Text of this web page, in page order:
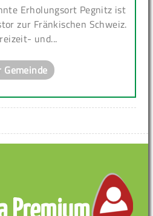
Erholungsort Pegnitz ist
zur Fränkischen Schweiz.
und...
Gemeinde